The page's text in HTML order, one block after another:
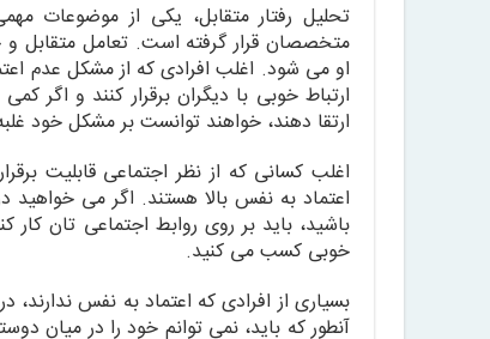
تحلیل رفتار متقابل، یکی از موضوعات
متخصصان قرار گرفته است. تعامل متقابل و
او می شود. اغلب افرادی که از مشکل عدم
ارتباط خوبی با دیگران برقرار کنند و
ارتقا دهند، خواهند توانست بر مشکل خود
اغلب کسانی که از نظر اجتماعی قابلیت
اعتماد به نفس بالا هستند. اگر می خواهید
باشید، باید بر روی روابط اجتماعی تان
خوبی کسب می کنید.
بسیاری از افرادی که اعتماد به نفس
آنطور که باید، نمی توانم خود را در میان